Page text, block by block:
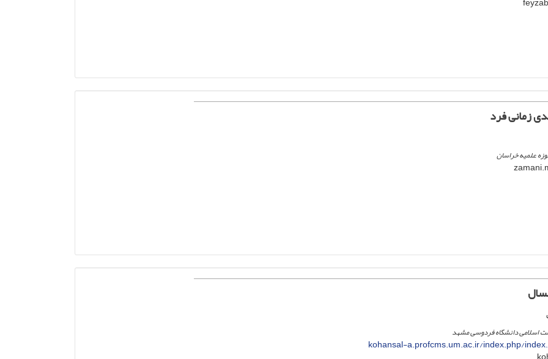
زمانی فرد
علمیه خراسان
اسلامی دانشگاه فردوسی مشهد
kohansal-a.profcms.um.ac.ir/index.php/